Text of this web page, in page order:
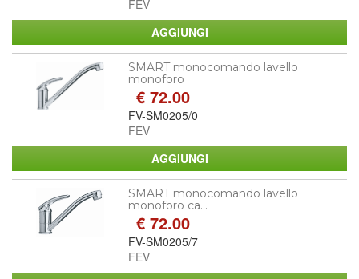
FEV
SMART monocomando lavello
monoforo
€ 72.00
FV-SM0205/0
FEV
SMART monocomando lavello
monoforo ca...
€ 72.00
FV-SM0205/7
FEV